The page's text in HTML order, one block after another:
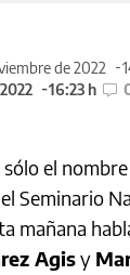
de 2022
16:23 h
el
Seminario
mañana
Agisy